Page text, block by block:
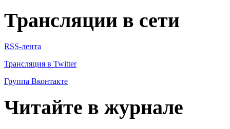
Трансляции в сети
RSS-лента
Трансляция в Twitter
Группа Вконтакте
Читайте в журнале